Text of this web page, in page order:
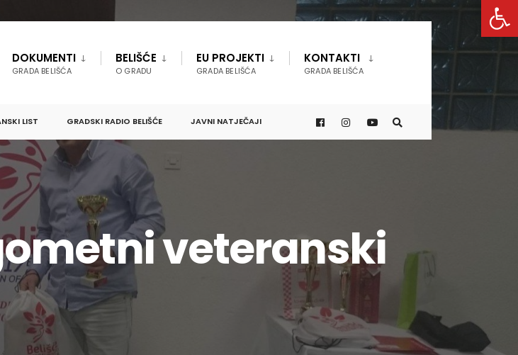
DOKUMENTI
GRADA BELIŠĆA
BELIŠĆE
O GRADU
EU PROJEKTI
GRADA BELIŠĆA
KONTAKTI
GRADA BELIŠĆA
LIST GRADSKI RADIO BELIŠĆE JAVNI NATJEČAJI
veteranski